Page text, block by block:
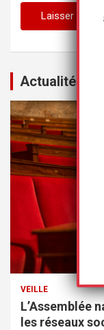
Actualités
VEILLE
L’Assemblée
les réseaux